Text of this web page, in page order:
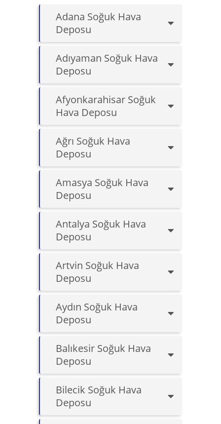
Adana Soğuk Hava
Deposu
Adıyaman Soğuk Hava
Deposu
Afyonkarahisar Soğuk
Hava Deposu
Ağrı Soğuk Hava
Deposu
Amasya Soğuk Hava
Deposu
Antalya Soğuk Hava
Deposu
Artvin Soğuk Hava
Deposu
Aydın Soğuk Hava
Deposu
Balıkesir Soğuk Hava
Deposu
Bilecik Soğuk Hava
Deposu